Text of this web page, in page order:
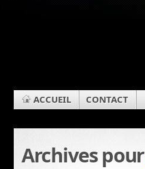
ACCUEIL CONTACT
Archives pour